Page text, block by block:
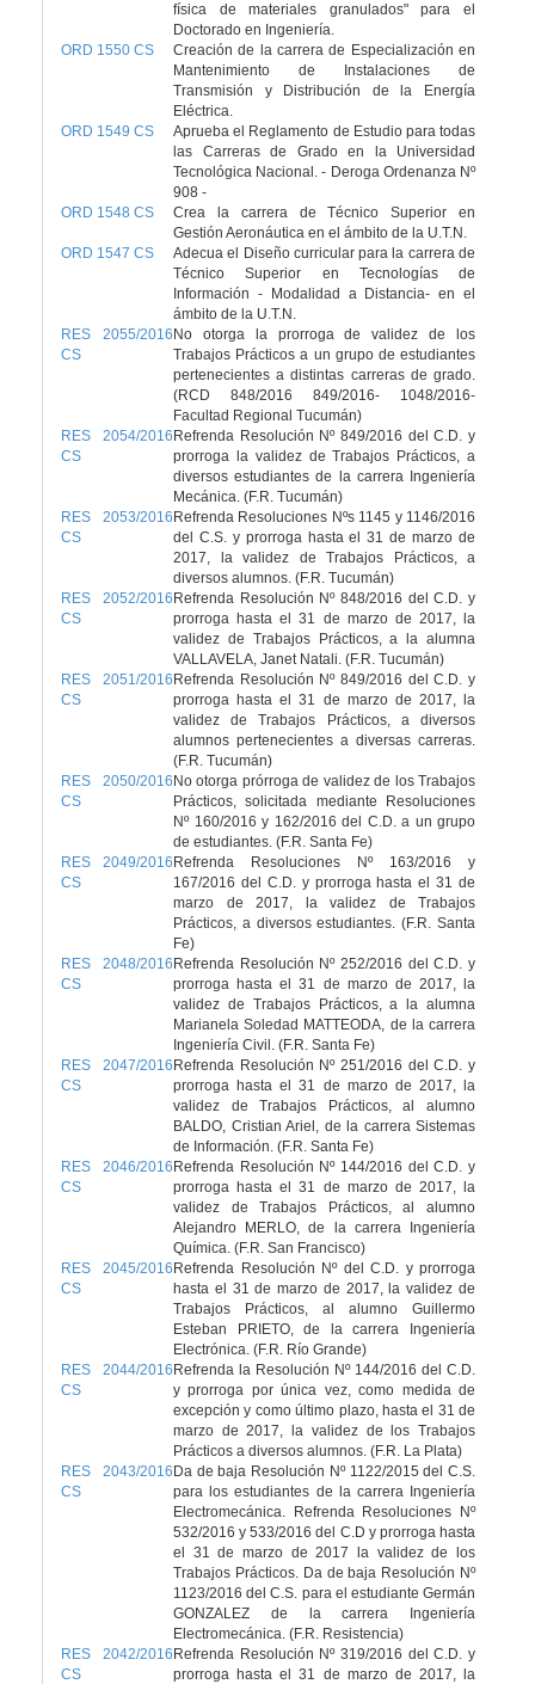
física de materiales granulados" para el
Doctorado en Ingeniería.
ORD 1550 CS
Creación de la carrera de Especialización en
Mantenimiento de Instalaciones de
Transmisión y Distribución de la Energía
Eléctrica.
ORD 1549 CS
Aprueba el Reglamento de Estudio para todas
las Carreras de Grado en la Universidad
Tecnológica Nacional. - Deroga Ordenanza Nº
908 -
ORD 1548 CS
Crea la carrera de Técnico Superior en
Gestión Aeronáutica en el ámbito de la U.T.N.
ORD 1547 CS
Adecua el Diseño curricular para la carrera de
Técnico Superior en Tecnologías de
Información - Modalidad a Distancia- en el
ámbito de la U.T.N.
RES 2055/2016
CS
No otorga la prorroga de validez de los
Trabajos Prácticos a un grupo de estudiantes
pertenecientes a distintas carreras de grado.
(RCD 848/2016 849/2016- 1048/2016-
Facultad Regional Tucumán)
RES 2054/2016
CS
Refrenda Resolución Nº 849/2016 del C.D. y
prorroga la validez de Trabajos Prácticos, a
diversos estudiantes de la carrera Ingeniería
Mecánica. (F.R. Tucumán)
RES 2053/2016
CS
Refrenda Resoluciones Nºs 1145 y 1146/2016
del C.S. y prorroga hasta el 31 de marzo de
2017, la validez de Trabajos Prácticos, a
diversos alumnos. (F.R. Tucumán)
RES 2052/2016
CS
Refrenda Resolución Nº 848/2016 del C.D. y
prorroga hasta el 31 de marzo de 2017, la
validez de Trabajos Prácticos, a la alumna
VALLAVELA, Janet Natali. (F.R. Tucumán)
RES 2051/2016
CS
Refrenda Resolución Nº 849/2016 del C.D. y
prorroga hasta el 31 de marzo de 2017, la
validez de Trabajos Prácticos, a diversos
alumnos pertenecientes a diversas carreras.
(F.R. Tucumán)
RES 2050/2016
CS
No otorga prórroga de validez de los Trabajos
Prácticos, solicitada mediante Resoluciones
Nº 160/2016 y 162/2016 del C.D. a un grupo
de estudiantes. (F.R. Santa Fe)
RES 2049/2016
CS
Refrenda Resoluciones Nº 163/2016 y
167/2016 del C.D. y prorroga hasta el 31 de
marzo de 2017, la validez de Trabajos
Prácticos, a diversos estudiantes. (F.R. Santa
Fe)
RES 2048/2016
CS
Refrenda Resolución Nº 252/2016 del C.D. y
prorroga hasta el 31 de marzo de 2017, la
validez de Trabajos Prácticos, a la alumna
Marianela Soledad MATTEODA, de la carrera
Ingeniería Civil. (F.R. Santa Fe)
RES 2047/2016
CS
Refrenda Resolución Nº 251/2016 del C.D. y
prorroga hasta el 31 de marzo de 2017, la
validez de Trabajos Prácticos, al alumno
BALDO, Cristian Ariel, de la carrera Sistemas
de Información. (F.R. Santa Fe)
RES 2046/2016
CS
Refrenda Resolución Nº 144/2016 del C.D. y
prorroga hasta el 31 de marzo de 2017, la
validez de Trabajos Prácticos, al alumno
Alejandro MERLO, de la carrera Ingeniería
Química. (F.R. San Francisco)
RES 2045/2016
CS
Refrenda Resolución Nº del C.D. y prorroga
hasta el 31 de marzo de 2017, la validez de
Trabajos Prácticos, al alumno Guillermo
Esteban PRIETO, de la carrera Ingeniería
Electrónica. (F.R. Río Grande)
RES 2044/2016
CS
Refrenda la Resolución Nº 144/2016 del C.D.
y prorroga por única vez, como medida de
excepción y como último plazo, hasta el 31 de
marzo de 2017, la validez de los Trabajos
Prácticos a diversos alumnos. (F.R. La Plata)
RES 2043/2016
CS
Da de baja Resolución Nº 1122/2015 del C.S.
para los estudiantes de la carrera Ingeniería
Electromecánica. Refrenda Resoluciones Nº
532/2016 y 533/2016 del C.D y prorroga hasta
el 31 de marzo de 2017 la validez de los
Trabajos Prácticos. Da de baja Resolución Nº
1123/2016 del C.S. para el estudiante Germán
GONZALEZ de la carrera Ingeniería
Electromecánica. (F.R. Resistencia)
RES 2042/2016
CS
Refrenda Resolución Nº 319/2016 del C.D. y
prorroga hasta el 31 de marzo de 2017, la